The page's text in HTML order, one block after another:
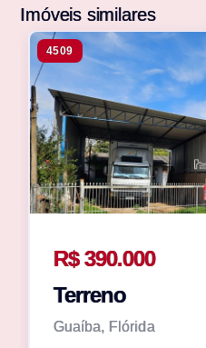
Imóveis similares
4509
R$ 390.000
Terreno
Guaíba, Flórida